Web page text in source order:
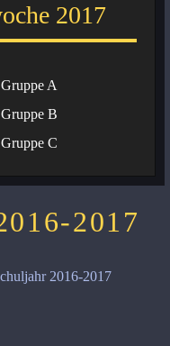
2017
A
B
C
2017
2016-2017